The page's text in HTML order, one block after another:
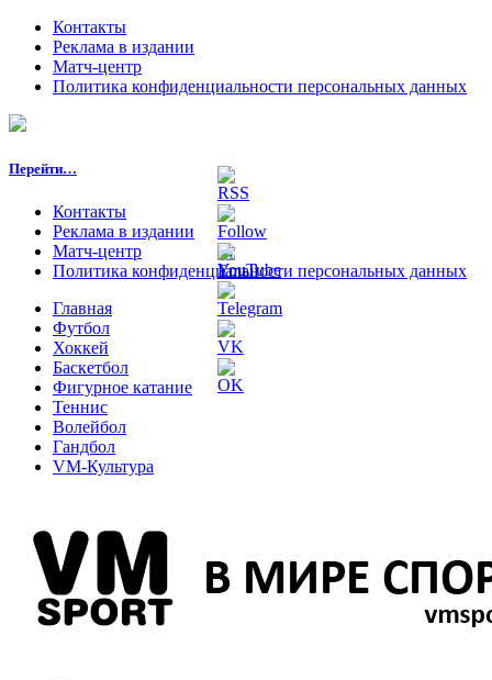
Контакты
Реклама в издании
Матч-центр
Политика конфиденциальности персональных данных
Перейти…
Контакты
Реклама в издании
Матч-центр
Политика конфиденциальности персональных данных
Главная
Футбол
Хоккей
Баскетбол
Фигурное катание
Теннис
Волейбол
Гандбол
VM-Культура